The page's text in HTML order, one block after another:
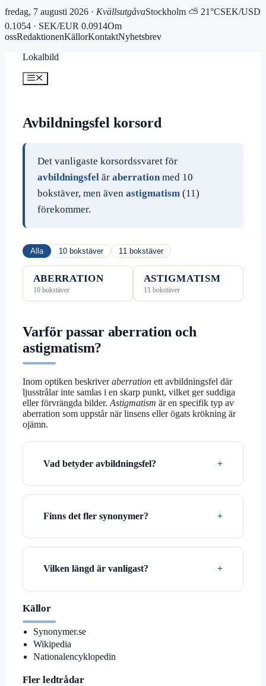
fredag, 7 augusti 2026 · KvällsutgåvaStockholm ⛅ 21°CSEK/USD
0.1054 · SEK/EUR 0.0914Om
ossRedaktionenKällorKontaktNyhetsbrev
Lokalbild
Meny
Avbildningsfel korsord
Det vanligaste korsordssvaret för
avbildningsfelär aberrationmed 10
bokstäver, men även astigmatism(11)
förekommer.
Alla 10 bokstäver 11 bokstäver
ABERRATION
10 bokstäver
ASTIGMATISM
11 bokstäver
Varför passar aberration och
astigmatism?
Inom optiken beskriveraberration ett avbildningsfel där
ljusstrålar inte samlas i en skarp punkt, vilket ger suddiga
eller förvrängda bilder. Astigmatism är en specifik typ av
aberration som uppstår när linsens eller ögats krökning är
ojämn.
Vad betyder avbildningsfel?
Finns det fler synonymer?
Vilken längd är vanligast?
Källor
Synonymer.se
Wikipedia
Nationalencyklopedin
Fler ledtrådar